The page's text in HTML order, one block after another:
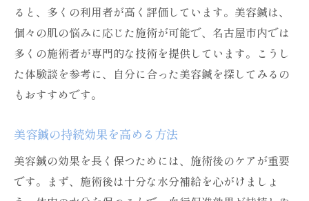
名古屋市での施術後のフォローアップ
ストレス解消にも名古屋市での美容鍼の魅力を
探る
美容鍼がもたらすストレス解消効果
名古屋市でのリラクゼーションと健康効果
心身のリフレッシュを促す施術
名古屋市での施術のリラクゼーションスペ
ース紹介
ると、多くの利用者が高く評価しています。美容鍼は、
個々の肌の悩みに応じた施術が可能で、名古屋市内では
多くの施術者が専門的な技術を提供しています。こうし
た体験談を参考に、自分に合った美容鍼を探してみるの
もおすすめです。
美容鍼の持続効果を高める方法
美容鍼の効果を長く保つためには、施術後のケアが重要
です。まず、施術後は十分な水分補給を心がけましょ